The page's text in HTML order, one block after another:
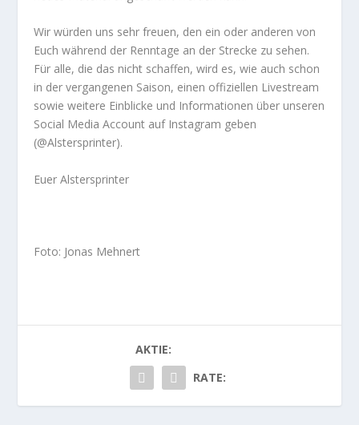
Wir würden uns sehr freuen, den ein oder anderen von
Euch während der Renntage an der Strecke zu sehen.
Für alle, die das nicht schaffen, wird es, wie auch schon
in der vergangenen Saison, einen offiziellen Livestream
sowie weitere Einblicke und Informationen über unseren
Social Media Account auf Instagram geben
(@Alstersprinter).
Euer Alstersprinter
Foto: Jonas Mehnert
AKTIE:
RATE: